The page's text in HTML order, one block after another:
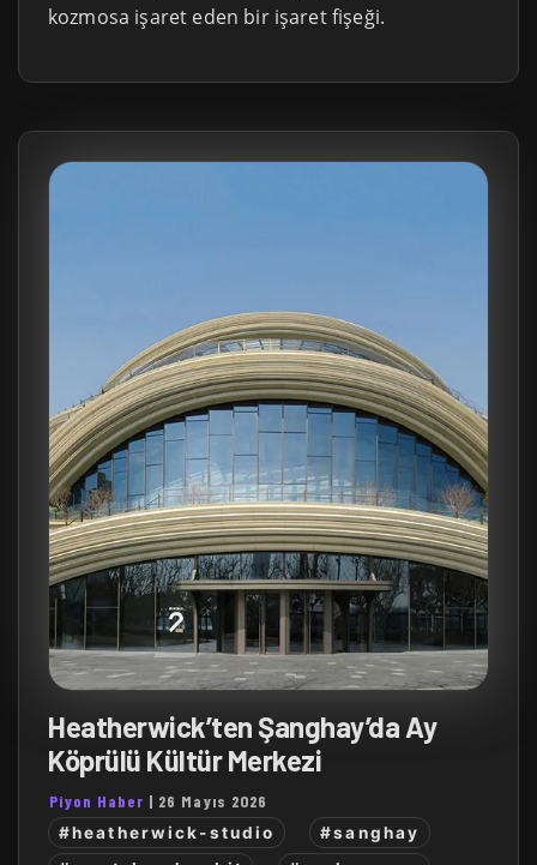
kozmosa işaret eden bir işaret fişeği.
Heatherwick’ten Şanghay’da Ay
Köprülü Kültür Merkezi
Piyon Haber | 26 Mayıs 2026
#heatherwick-studio
#sanghay